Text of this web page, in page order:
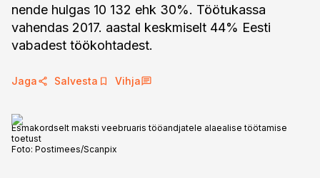
nende hulgas 10 132 ehk 30%. Töötukassa
vahendas 2017. aastal keskmiselt 44% Eesti
vabadest töökohtadest.
Jaga Salvesta Vihja
Esmakordselt maksti veebruaris tööandjatele alaealise töötamise
toetust
Foto: Postimees/Scanpix